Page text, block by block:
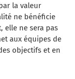
la valeur
ne bénéficie
elle ne sera pas
aux équipes de
objectifs et en